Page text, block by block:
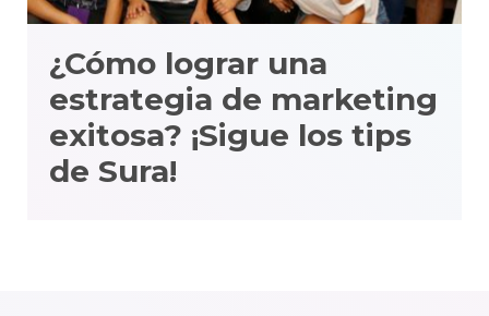
¿Cómo lograr una
estrategia de marketing
exitosa? ¡Sigue los tips
de Sura!